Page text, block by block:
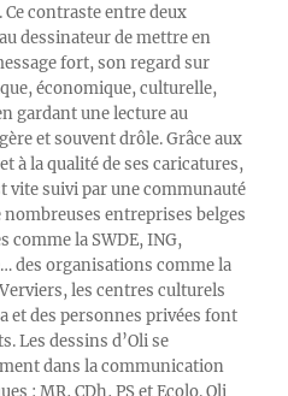
Ce contraste entre deux
dessinateur de mettre en
fort, son regard sur
économique, culturelle,
gardant une lecture au
et souvent drôle. Grâce aux
à la qualité de ses caricatures,
vite suivi par une communauté
nombreuses entreprises belges
comme la SWDE, ING,
des organisations comme la
Verviers, les centres culturels
et des personnes privées font
Les dessins d’Oli se
dans la communication
: MR, CDh, PS et Ecolo. Oli